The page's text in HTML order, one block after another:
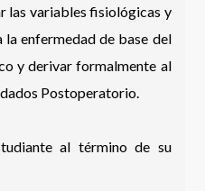
las variables fisiológicas y
enfermedad de base del
y derivar formalmente al
Postoperatorio.
al término de su
9 xxxx xxxx)